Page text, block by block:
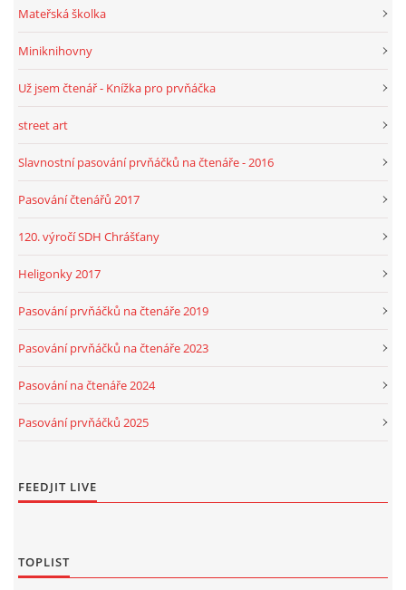
© 2026 eStránky.cz Aktualizováno: 1. 8. 2026
Mateřská školka
Miniknihovny
Už jsem čtenář - Knížka pro prvňáčka
street art
Slavnostní pasování prvňáčků na čtenáře - 2016
Pasování čtenářů 2017
120. výročí SDH Chrášťany
Heligonky 2017
Pasování prvňáčků na čtenáře 2019
Pasování prvňáčků na čtenáře 2023
Pasování na čtenáře 2024
Pasování prvňáčků 2025
FEEDJIT LIVE
TOPLIST